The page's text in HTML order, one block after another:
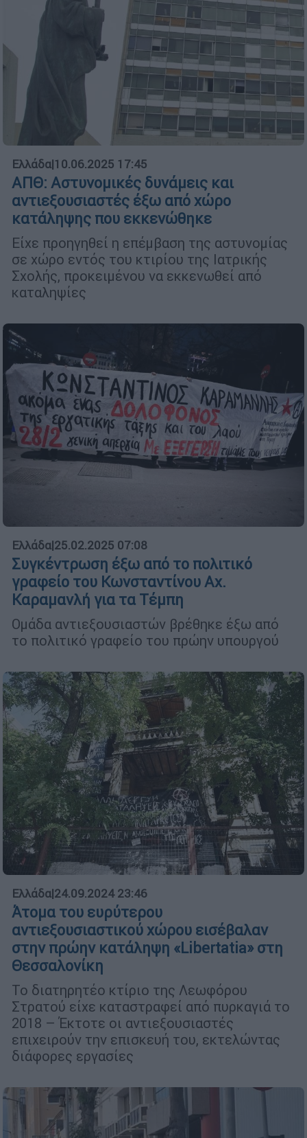
Ελλάδα|10.06.2025 17:45
ΑΠΘ: Αστυνομικές δυνάμεις και
αντιεξουσιαστές έξω από χώρο
κατάληψης που εκκενώθηκε
Είχε προηγηθεί η επέμβαση της αστυνομίας
σε χώρο εντός του κτιρίου της Ιατρικής
Σχολής, προκειμένου να εκκενωθεί από
καταληψίες
Ελλάδα|25.02.2025 07:08
Συγκέντρωση έξω από το πολιτικό
γραφείο του Κωνσταντίνου Αχ.
Καραμανλή για τα Τέμπη
Ομάδα αντιεξουσιαστών βρέθηκε έξω από
το πολιτικό γραφείο του πρώην υπουργού
Ελλάδα|24.09.2024 23:46
Άτομα του ευρύτερου
αντιεξουσιαστικού χώρου εισέβαλαν
στην πρώην κατάληψη «Libertatia» στη
Θεσσαλονίκη
Το διατηρητέο κτίριο της Λεωφόρου
Στρατού είχε καταστραφεί από πυρκαγιά το
2018 – Έκτοτε οι αντιεξουσιαστές
επιχειρούν την επισκευή του, εκτελώντας
διάφορες εργασίες